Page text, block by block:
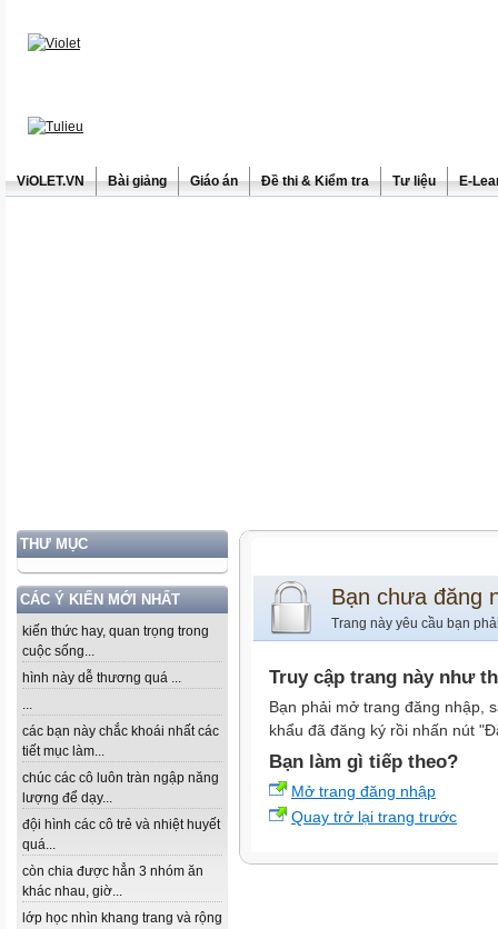
ViOLET.VN Bài giảng Giáo án Đề thi & Kiểm tra Tư liệu E-
THƯ MỤC
CÁC Ý KIẾN MỚI NHẤT
kiến thức hay, quan trọng trong
cuộc sống...
hình này dễ thương quá ...
...
các bạn này chắc khoái nhất các
tiết mục làm...
chúc các cô luôn tràn ngập năng
lượng để dạy...
đội hình các cô trẻ và nhiệt huyết
quá...
còn chia được hẳn 3 nhóm ăn
khác nhau, giờ...
lớp học nhìn khang trang và rộng
Bạn chưa đăng
Trang này yêu cầu bạn
Truy cập trang này như
Bạn phải mở trang đăng nhập,
khẩu đã đăng ký rồi nhấn nút
Bạn làm gì tiếp theo?
Mở trang đăng nhập
Quay trở lại trang trước